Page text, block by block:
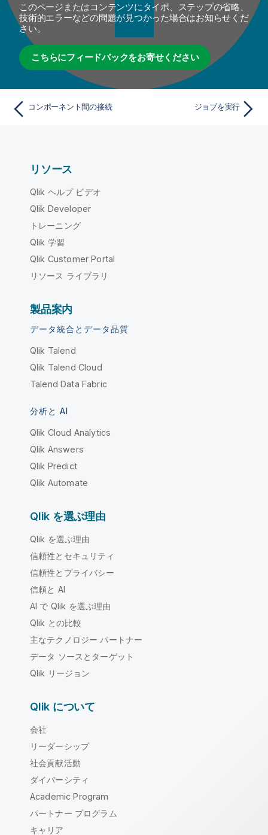
このページまたはコンテンツにタイポ、ステップの省略、
技術的エラーなどの問題が見つかった場合はお知らせくだ
さい。
こちらにフィードバックをお寄せください
コンポーネント間の接続 ジョブを実行
リソース
Qlik ヘルプ ビデオ
Qlik Developer
トレーニング
Qlik 学習
Qlik Customer Portal
リソース ライブラリ
製品案内
データ統合とデータ品質
Qlik Talend
Qlik Talend Cloud
Talend Data Fabric
分析と AI
Qlik Cloud Analytics
Qlik Answers
Qlik Predict
Qlik Automate
Qlik を選ぶ理由
Qlik を選ぶ理由
信頼性とセキュリティ
信頼性とプライバシー
信頼と AI
AI で Qlik を選ぶ理由
Qlik との比較
主なテクノロジー パートナー
データ ソースとターゲット
Qlik リージョン
Qlik について
会社
リーダーシップ
社会貢献活動
ダイバーシティ
Academic Program
パートナー プログラム
キャリア